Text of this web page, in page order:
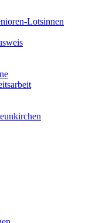
Lotsinnen